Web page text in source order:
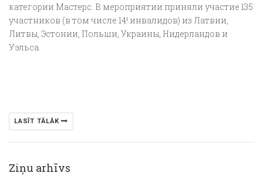
категории Мастерс. В мероприятии приняли участие 135
участников (в том числе 14! инвалидов) из Латвии,
Литвы, Эстонии, Польши, Украины, Нидерландов и
Уэльса.
LASĪT TĀLĀK
Ziņu arhīvs